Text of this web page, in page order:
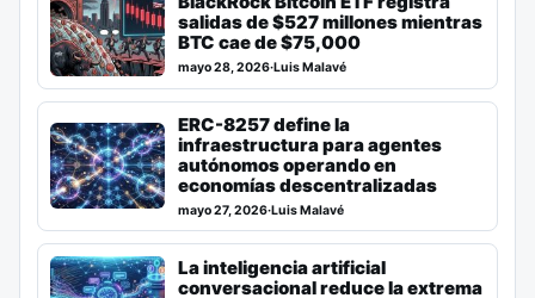
salidas de $527 millones mientras
BTC cae de $75,000
mayo 28, 2026·Luis Malavé
ERC-8257 define la
infraestructura para agentes
autónomos operando en
economías descentralizadas
mayo 27, 2026·Luis Malavé
La inteligencia artificial
conversacional reduce la extrema